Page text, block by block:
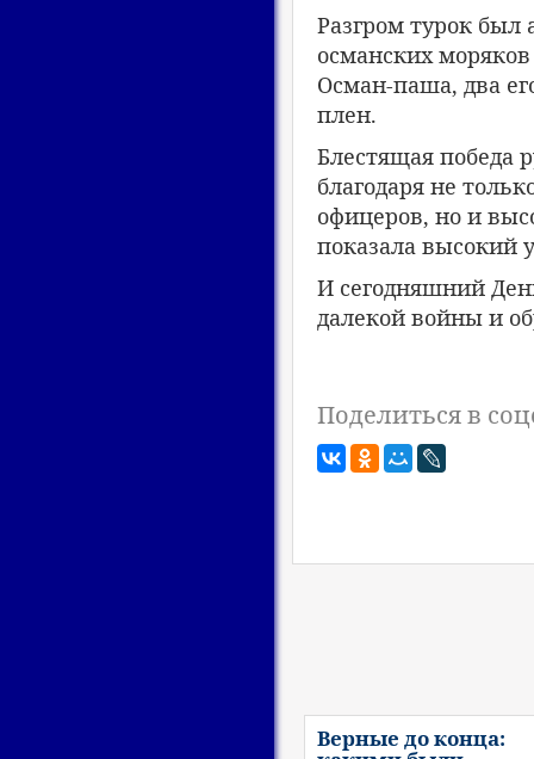
Разгром турок был
османских
Осман-паша, два
плен.
Блестящая победа
благодаря не
офицеров, но и
показала высокий
И сегодняшний
далекой войны и
Поделиться в
Верные до конца: